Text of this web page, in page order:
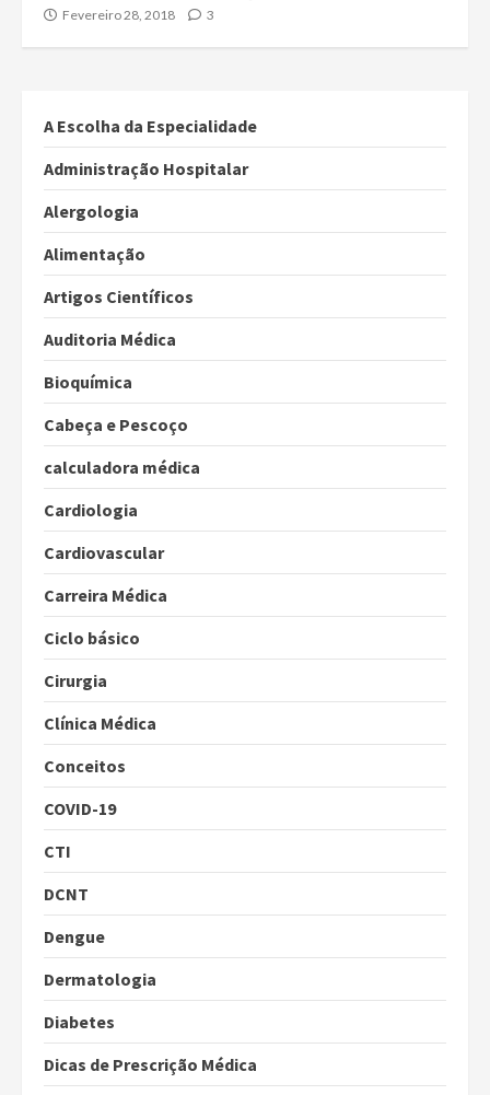
Fevereiro 28, 2018 3
A Escolha da Especialidade
Administração Hospitalar
Alergologia
Alimentação
Artigos Científicos
Auditoria Médica
Bioquímica
Cabeça e Pescoço
calculadora médica
Cardiologia
Cardiovascular
Carreira Médica
Ciclo básico
Cirurgia
Clínica Médica
Conceitos
COVID-19
CTI
DCNT
Dengue
Dermatologia
Diabetes
Dicas de Prescrição Médica